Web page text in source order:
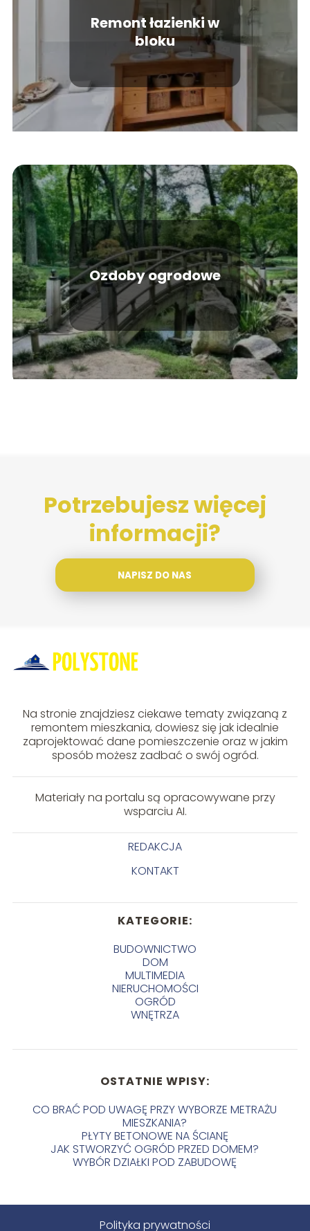
Remont łazienki w
bloku
Ozdoby ogrodowe
Potrzebujesz więcej
informacji?
NAPISZ DO NAS
Na stronie znajdziesz ciekawe tematy związaną z
remontem mieszkania, dowiesz się jak idealnie
zaprojektować dane pomieszczenie oraz w jakim
sposób możesz zadbać o swój ogród.
Materiały na portalu są opracowywane przy
wsparciu AI.
REDAKCJA
KONTAKT
KATEGORIE:
BUDOWNICTWO
DOM
MULTIMEDIA
NIERUCHOMOŚCI
OGRÓD
WNĘTRZA
OSTATNIE WPISY:
CO BRAĆ POD UWAGĘ PRZY WYBORZE METRAŻU
MIESZKANIA?
PŁYTY BETONOWE NA ŚCIANĘ
JAK STWORZYĆ OGRÓD PRZED DOMEM?
WYBÓR DZIAŁKI POD ZABUDOWĘ
Polityka prywatności